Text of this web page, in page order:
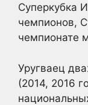
Суперкубка
чемпионов,
чемпионате
Уругваец
(2014, 2016